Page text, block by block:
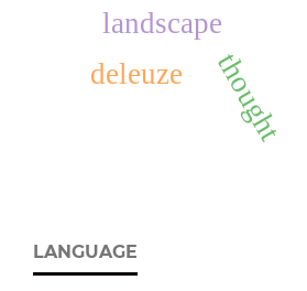
deleuze
landscape
thought
LANGUAGE